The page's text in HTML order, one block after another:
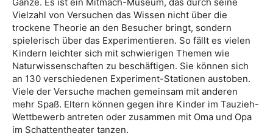
Vielzahl von Versuchen das Wissen nicht über die
trockene Theorie an den Besucher bringt, sondern
spielerisch über das Experimentieren. So fällt es vielen
Kindern leichter sich mit schwierigen Themen wie
Naturwissenschaften zu beschäftigen. Sie können sich
an 130 verschiedenen Experiment-Stationen austoben.
Viele der Versuche machen gemeinsam mit anderen
mehr Spaß. Eltern können gegen ihre Kinder im Tauzieh-
Wettbewerb antreten oder zusammen mit Oma und Opa
im Schattentheater tanzen.